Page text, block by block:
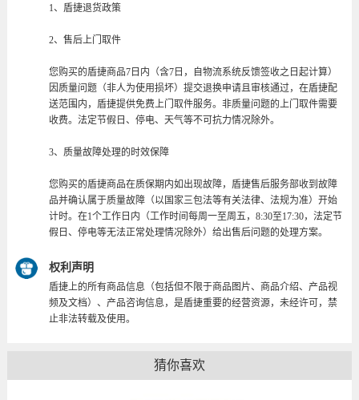
1、盾捷退货政策
2、售后上门取件
您购买的盾捷商品7日内（含7日，自物流系统反馈签收之日起计算）
因质量问题（非人为使用损坏）提交退换申请且审核通过，在盾捷配
送范围内，盾捷提供免费上门取件服务。非质量问题的上门取件需要
收费。法定节假日、停电、天气等不可抗力情况除外。
3、质量故障处理的时效保障
您购买的盾捷商品在质保期内如出现故障，盾捷售后服务部收到故障
品并确认属于质量故障（以国家三包法等有关法律、法规为准）开始
计时。在1个工作日内（工作时间每周一至周五，8:30至17:30，法定节
假日、停电等无法正常处理情况除外）给出售后问题的处理方案。
权利声明
盾捷上的所有商品信息（包括但不限于商品图片、商品介绍、产品视
频及文档）、产品咨询信息，是盾捷重要的经营资源，未经许可，禁
止非法转载及使用。
猜你喜欢